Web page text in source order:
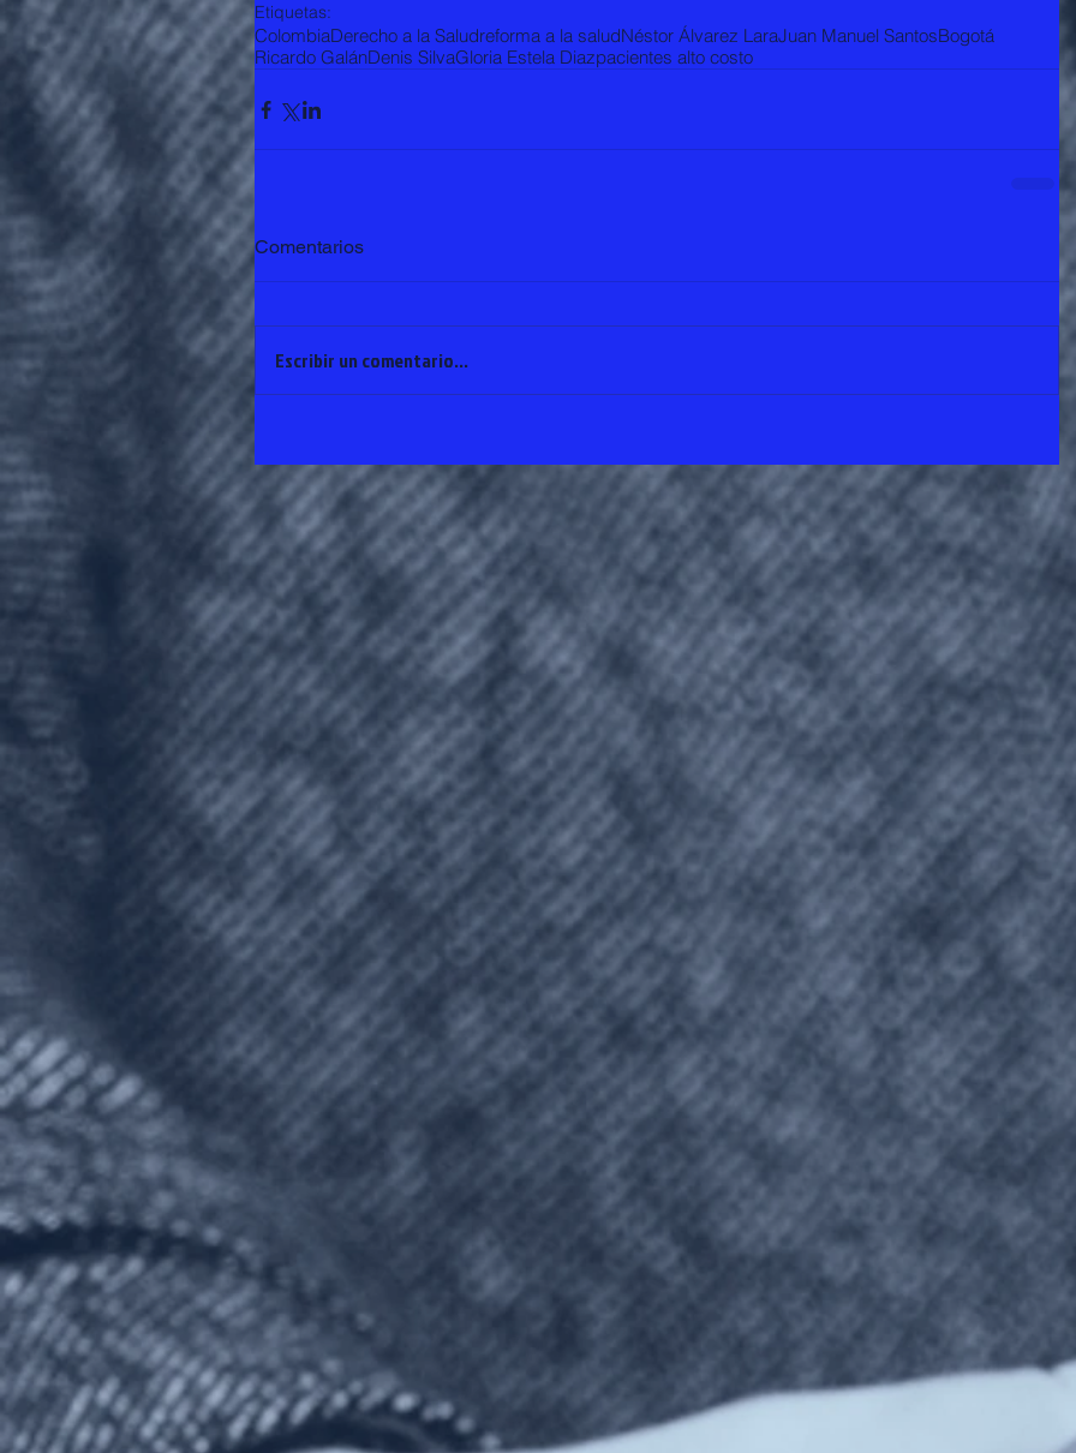
Etiquetas:
ColombiaDerecho a la Saludreforma a la saludNéstor Álvarez LaraJuan Manuel SantosBogotá
Ricardo GalánDenis SilvaGloria Estela Diazpacientes alto costo
Comentarios
Escribir un comentario...